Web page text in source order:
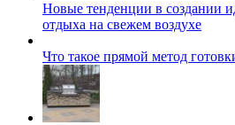
Новые тенденции в создании
отдыха на свежем воздухе
Что такое прямой метод